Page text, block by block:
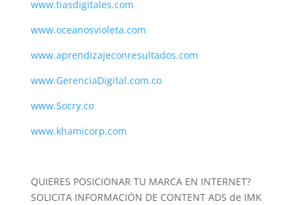
www.tiasdigitales.com
www.oceanosvioleta.com
www.aprendizajeconresultados.com
www.GerenciaDigital.com.co
www.Socry.co
www.khamicorp.com
QUIERES POSICIONAR TU MARCA EN INTERNET?
SOLICITA INFORMACIÓN DE CONTENT ADS de IMK